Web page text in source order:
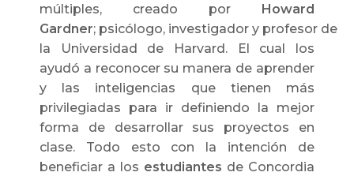
múltiples, creado por
Howard
Gardner; psicólogo, investigador y profesor de
la Universidad de Harvard. El cual los
ayudó a reconocer su manera de aprender
y las inteligencias que tienen más
privilegiadas para ir definiendo la mejor
forma de desarrollar sus proyectos en
clase. Todo esto con la intención de
beneficiar a los estudiantes de Concordia